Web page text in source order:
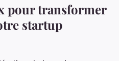
pour transformer
startup